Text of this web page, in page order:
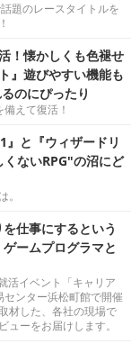
題のレースタイトルを
！懐かしくも色褪せ
』遊びやすい機能も
のにぴったり
えて復活！
』と『ウィザードリ
ないRPG"の沼にど
仕事にするという
ームプログラマと
活イベント「キャリア
ンター浜松町館で開催
材した、各社の現場で
ーをお届けします。